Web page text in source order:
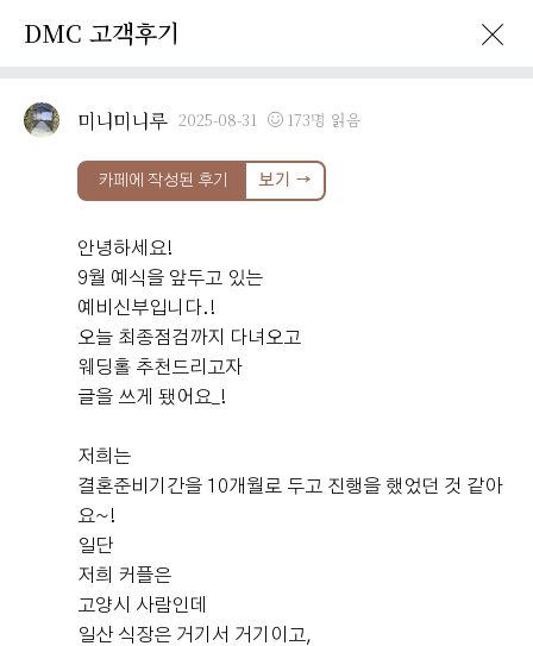
이벤트 · 프로모션 DMC 고객후기 SNS 소식
DMCReview
직접 작성해주신 소중한 후기입니다.
서늘보 계약후기
2026-08-03 17명 읽음
DMC 고객후기
미니미니루 2025-08-31 173명 읽음
카페에 작성된 후기 보기 →
안녕하세요!
9월 예식을 앞두고 있는
예비신부입니다.!
오늘 최종점검까지 다녀오고
웨딩홀 추천드리고자
글을 쓰게 됐어요_!
저희는
결혼준비기간을 10개월로 두고 진행을 했었던 것 같아
요~!
일단
저희 커플은
고양시 사람인데
일산 식장은 거기서 거기이고,